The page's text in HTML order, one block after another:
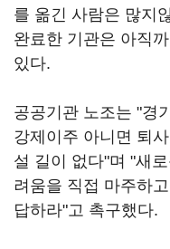
를 옮긴 사람은 많지
완료한 기관은 아직
있다.
공공기관 노조는 "경
강제이주 아니면 퇴
설 길이 없다"며 "새
려움을 직접 마주하
답하라"고 촉구했다.